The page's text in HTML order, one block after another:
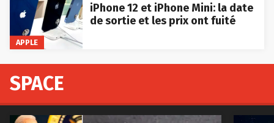
APPLE
iPhone 12 et iPhone Mini: la date
de sortie et les prix ont fuité
SPACE